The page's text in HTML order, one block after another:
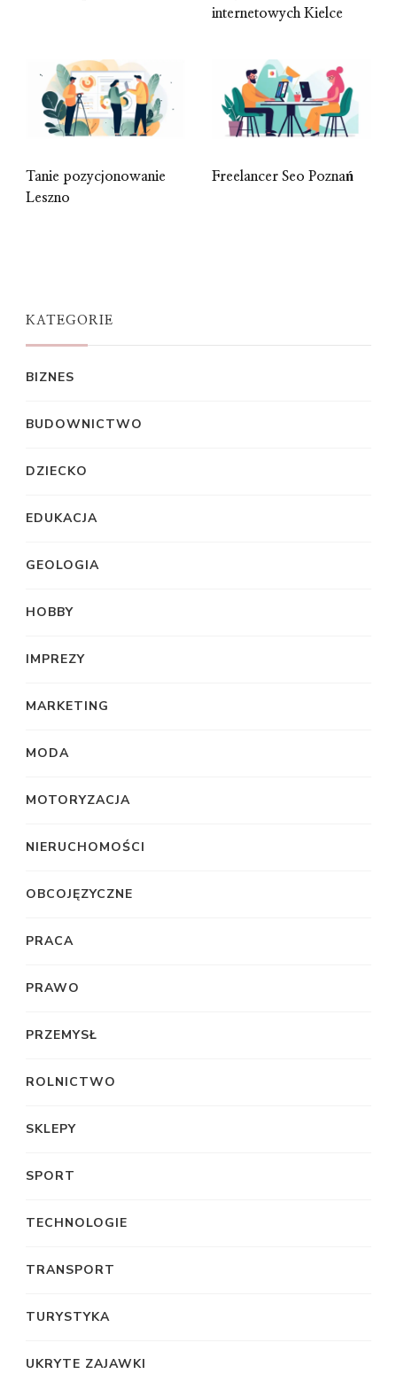
internetowych Kielce
Tanie pozycjonowanie
Leszno
Freelancer Seo Poznań
KATEGORIE
BIZNES
BUDOWNICTWO
DZIECKO
EDUKACJA
GEOLOGIA
HOBBY
IMPREZY
MARKETING
MODA
MOTORYZACJA
NIERUCHOMOŚCI
OBCOJĘZYCZNE
PRACA
PRAWO
PRZEMYSŁ
ROLNICTWO
SKLEPY
SPORT
TECHNOLOGIE
TRANSPORT
TURYSTYKA
UKRYTE ZAJAWKI